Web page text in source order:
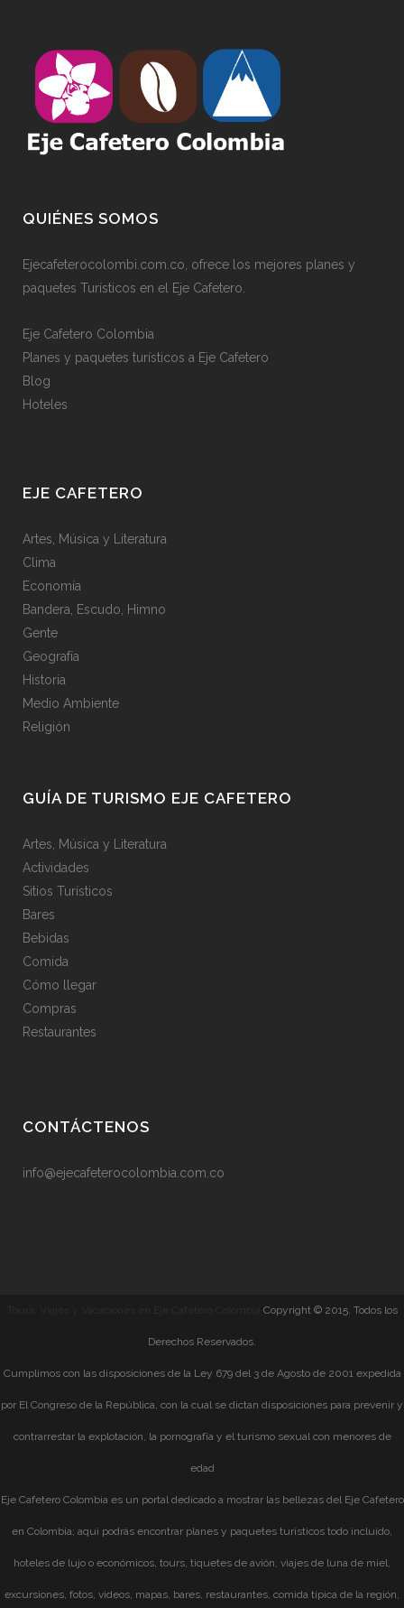
QUIÉNES SOMOS
Ejecafeterocolombi.com.co, ofrece los mejores planes y
paquetes Turísticos en el Eje Cafetero.
Eje Cafetero Colombia
Planes y paquetes turísticos a Eje Cafetero
Blog
Hoteles
EJE CAFETERO
Artes, Música y Literatura
Clima
Economía
Bandera, Escudo, Himno
Gente
Geografía
Historia
Medio Ambiente
Religión
GUÍA DE TURISMO EJE CAFETERO
Artes, Música y Literatura
Actividades
Sitios Turísticos
Bares
Bebidas
Comida
Cómo llegar
Compras
Restaurantes
CONTÁCTENOS
info@ejecafeterocolombia.com.co
Copyright © 2015. Todos los
Derechos Reservados.
Cumplimos con las disposiciones de la Ley 679 del 3 de Agosto de 2001 expedida
por El Congreso de la República, con la cual se dictan disposiciones para prevenir y
contrarrestar la explotación, la pornografía y el turismo sexual con menores de
edad
Eje Cafetero Colombia es un portal dedicado a mostrar las bellezas del Eje Cafetero
en Colombia; aqui podrás encontrar planes y paquetes turísticos todo incluido,
hoteles de lujo o económicos, tours, tiquetes de avión, viajes de luna de miel,
excursiones, fotos, videos, mapas, bares, restaurantes, comida típica de la región,